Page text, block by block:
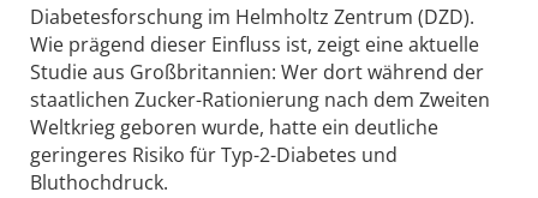
Diabetesforschung im Helmholtz Zentrum (DZD).
Wie prägend dieser Einfluss ist, zeigt eine aktuelle
Studie aus Großbritannien: Wer dort während der
staatlichen Zucker-Rationierung nach dem Zweiten
Weltkrieg geboren wurde, hatte ein deutliche
geringeres Risiko für Typ-2-Diabetes und
Bluthochdruck.